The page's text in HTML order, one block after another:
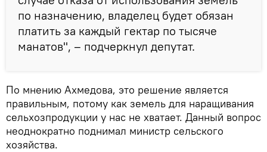
по назначению, владелец будет обязан
платить за каждый гектар по тысяче
манатов", – подчеркнул депутат.
По мнению Ахмедова, это решение является
правильным, потому как земель для наращивания
сельхозпродукции у нас не хватает. Данный вопрос
неоднократно поднимал министр сельского
хозяйства.